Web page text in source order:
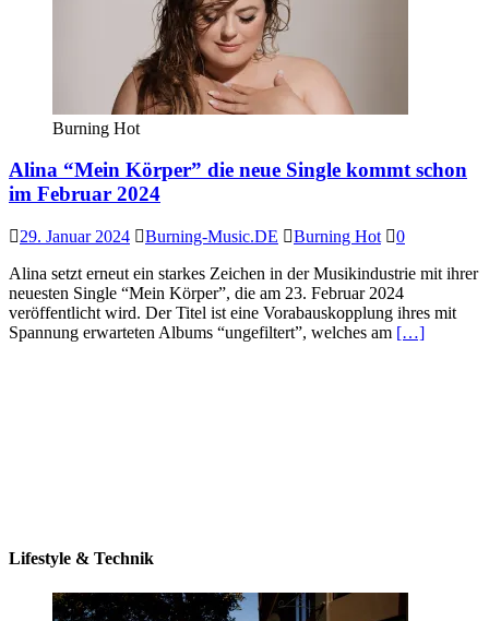
Burning Hot
Alina “Mein Körper” die neue Single kommt schon
im Februar 2024
29. Januar 2024 Burning-Music.DE Burning Hot
0
Alina setzt erneut ein starkes Zeichen in der Musikindustrie mit ihrer
neuesten Single “Mein Körper”, die am 23. Februar 2024
veröffentlicht wird. Der Titel ist eine Vorabauskopplung ihres mit
Spannung erwarteten Albums “ungefiltert”, welches am […]
Lifestyle & Technik